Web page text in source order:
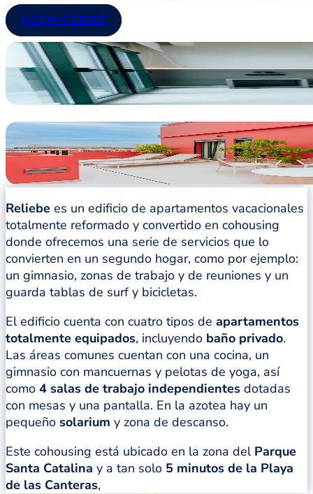
MÁS IMÁGENES
Reliebe es un edificio de apartamentos vacacionales
totalmente reformado y convertido en cohousing
donde ofrecemos una serie de servicios que lo
convierten en un segundo hogar, como por ejemplo:
un gimnasio, zonas de trabajo y de reuniones y un
guarda tablas de surf y bicicletas.
El edificio cuenta con cuatro tipos de apartamentos
totalmente equipados, incluyendo baño privado.
Las áreas comunes cuentan con una cocina, un
gimnasio con mancuernas y pelotas de yoga, así
como 4 salas de trabajo independientes dotadas
con mesas y una pantalla. En la azotea hay un
pequeño solarium y zona de descanso.
Este cohousing está ubicado en la zona del Parque
Santa Catalina y a tan solo 5 minutos de la Playa
de las Canteras,